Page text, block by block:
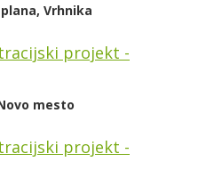
Vrhnika
projekt -
mesto
projekt -